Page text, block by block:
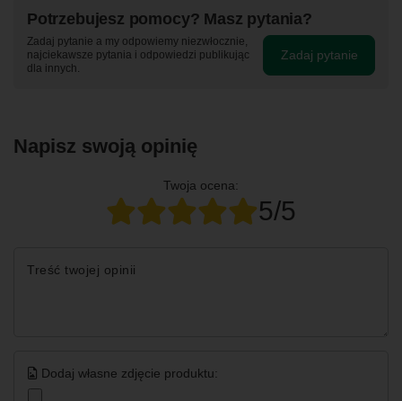
Potrzebujesz pomocy? Masz pytania?
Zadaj pytanie a my odpowiemy niezwłocznie,
najciekawsze pytania i odpowiedzi publikując
dla innych.
Zadaj pytanie
Napisz swoją opinię
Twoja ocena:
5/5
Treść twojej opinii
Dodaj własne zdjęcie produktu: